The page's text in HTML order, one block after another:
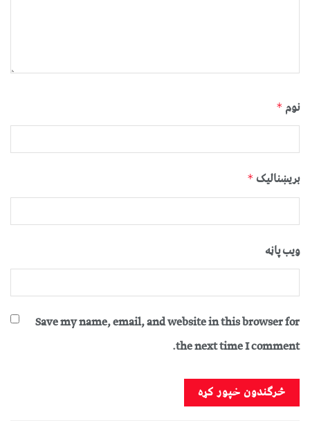
نوم *
بریښنالیک *
ویب پاڼه
Save my name, email, and website in this browser for
the next time I comment.